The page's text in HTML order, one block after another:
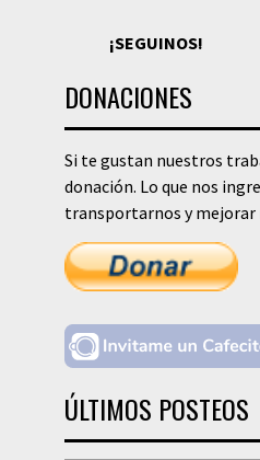
¡SEGUINOS!
DONACIONES
Si te gustan nuestros
donación. Lo que nos
transportarnos y mejorar
ÚLTIMOS POSTEOS